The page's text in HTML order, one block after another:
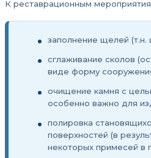
К реставрационным
заполнение щелей (т.н.
сглаживание сколов
виде форму
очищение камня с
особенно важно для
полировка
поверхностей (в
некоторых примесей в